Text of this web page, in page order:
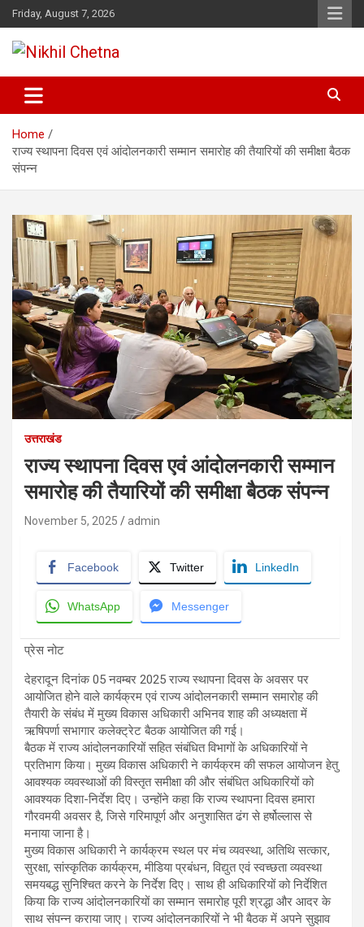
Skip
to
content
Friday, August 7, 2026
Nikhil Chetna
Home
राज्य स्थापना दिवस एवं आंदोलनकारी सम्मान समारोह की तैयारियों की समीक्षा बैठक
संपन्न
उत्तराखंड
राज्य स्थापना दिवस एवं आंदोलनकारी सम्मान
समारोह की तैयारियों की समीक्षा बैठक संपन्न
November 5, 2025 admin
Facebook Twitter LinkedIn
WhatsApp Messenger
प्रेस नोट
देहरादून दिनांक 05 नवम्बर 2025 राज्य स्थापना दिवस के अवसर पर
आयोजित होने वाले कार्यक्रम एवं राज्य आंदोलनकारी सम्मान समारोह की
तैयारी के संबंध में मुख्य विकास अधिकारी अभिनव शाह की अध्यक्षता में
ऋषिपर्णा सभागार कलेक्ट्रेट बैठक आयोजित की गई।
बैठक में राज्य आंदोलनकारियों सहित संबंधित विभागों के अधिकारियों ने
प्रतिभाग किया। मुख्य विकास अधिकारी ने कार्यक्रम की सफल आयोजन हेतु
आवश्यक व्यवस्थाओं की विस्तृत समीक्षा की और संबंधित अधिकारियों को
आवश्यक दिशा-निर्देश दिए। उन्होंने कहा कि राज्य स्थापना दिवस हमारा
गौरवमयी अवसर है, जिसे गरिमापूर्ण और अनुशासित ढंग से हर्षोल्लास से
मनाया जाना है।
मुख्य विकास अधिकारी ने कार्यक्रम स्थल पर मंच व्यवस्था, अतिथि सत्कार,
सुरक्षा, सांस्कृतिक कार्यक्रम, मीडिया प्रबंधन, विद्युत एवं स्वच्छता व्यवस्था
समयबद्ध सुनिश्चित करने के निर्देश दिए। साथ ही अधिकारियों को निर्देशित
किया कि राज्य आंदोलनकारियों का सम्मान समारोह पूरी श्रद्धा और आदर के
साथ संपन्न कराया जाए। राज्य आंदोलनकारियों ने भी बैठक में अपने सुझाव